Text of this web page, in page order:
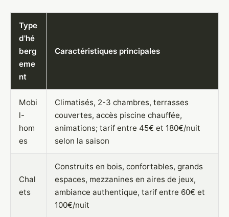
Type
d'hé
berg
eme
nt
Caractéristiques principales
Mobi
l-
hom
es
Climatisés, 2-3 chambres, terrasses
couvertes, accès piscine chauffée,
animations; tarif entre 45€ et 180€/nuit
selon la saison
Chal
ets
Construits en bois, confortables, grands
espaces, mezzanines en aires de jeux,
ambiance authentique, tarif entre 60€ et
100€/nuit